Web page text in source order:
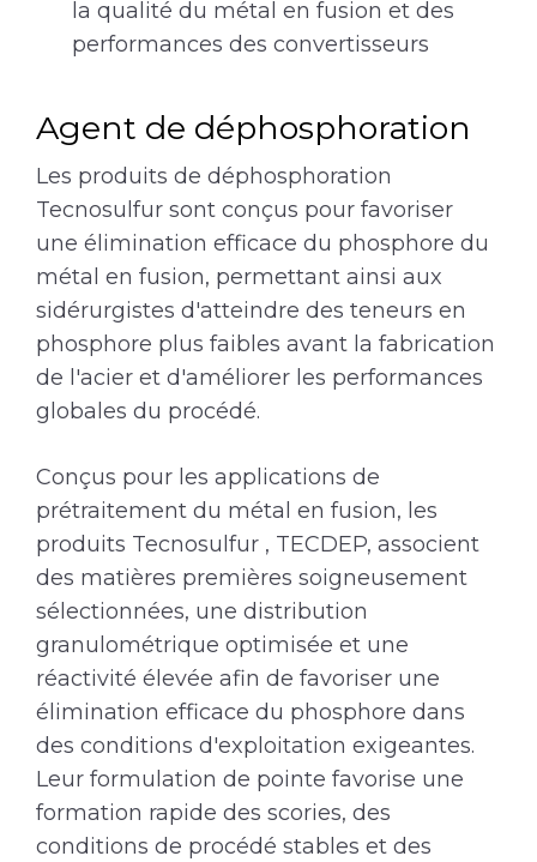
la qualité du métal en fusion et des
performances des convertisseurs
Agent de déphosphoration
Les produits de déphosphoration
Tecnosulfur sont conçus pour favoriser
une élimination efficace du phosphore du
métal en fusion, permettant ainsi aux
sidérurgistes d'atteindre des teneurs en
phosphore plus faibles avant la fabrication
de l'acier et d'améliorer les performances
globales du procédé.
Conçus pour les applications de
prétraitement du métal en fusion, les
produits Tecnosulfur , TECDEP, associent
des matières premières soigneusement
sélectionnées, une distribution
granulométrique optimisée et une
réactivité élevée afin de favoriser une
élimination efficace du phosphore dans
des conditions d'exploitation exigeantes.
Leur formulation de pointe favorise une
formation rapide des scories, des
conditions de procédé stables et des